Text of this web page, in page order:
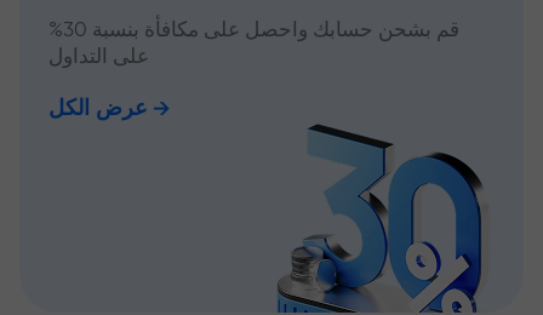
قم بشحن حسابك واحصل على مكافأة بنسبة 30%
على التداول
عرض الكل